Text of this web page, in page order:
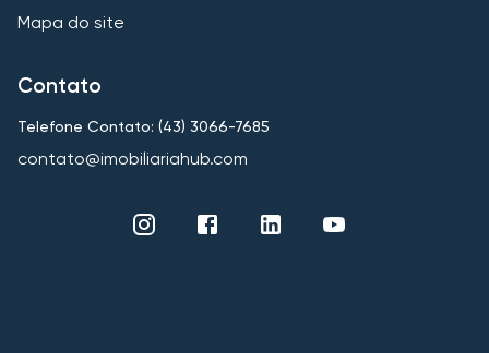
Mapa do site
Contato
Telefone Contato: (43) 3066-7685
contato@imobiliariahub.com